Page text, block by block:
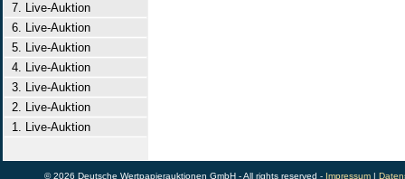
7. Live-Auktion
6. Live-Auktion
5. Live-Auktion
4. Live-Auktion
3. Live-Auktion
2. Live-Auktion
1. Live-Auktion
© 2026 Deutsche Wertpapierauktionen GmbH - All rights reserved - Impressum|